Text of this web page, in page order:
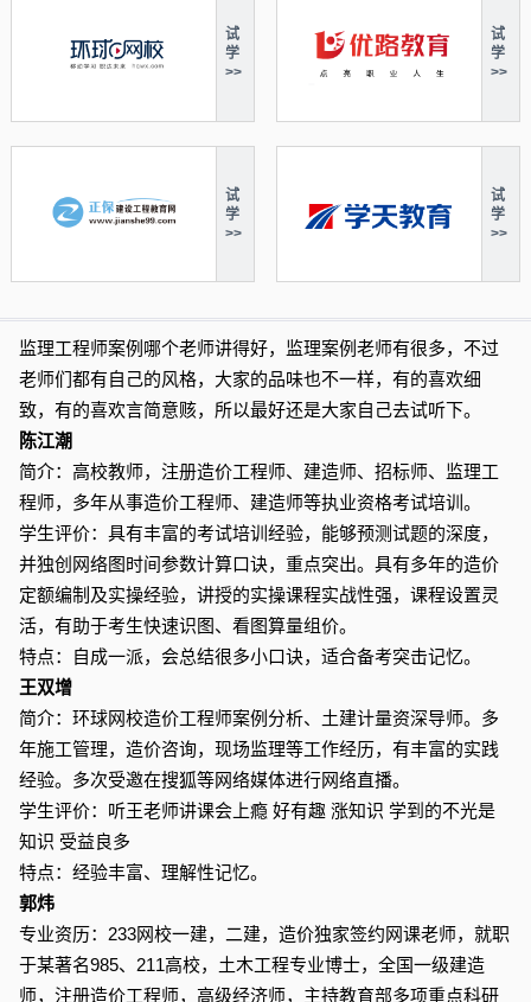
试
学
>>
试
学
>>
试
学
>>
试
学
>>
监理工程师案例哪个老师讲得好，监理案例老师有很多，不过
老师们都有自己的风格，大家的品味也不一样，有的喜欢细
致，有的喜欢言简意赅，所以最好还是大家自己去试听下。
陈江潮
简介：高校教师，注册造价工程师、建造师、招标师、监理工
程师，多年从事造价工程师、建造师等执业资格考试培训。
学生评价：具有丰富的考试培训经验，能够预测试题的深度，
并独创网络图时间参数计算口诀，重点突出。具有多年的造价
定额编制及实操经验，讲授的实操课程实战性强，课程设置灵
活，有助于考生快速识图、看图算量组价。
特点：自成一派，会总结很多小口诀，适合备考突击记忆。
王双增
简介：环球网校造价工程师案例分析、土建计量资深导师。多
年施工管理，造价咨询，现场监理等工作经历，有丰富的实践
经验。多次受邀在搜狐等网络媒体进行网络直播。
学生评价：听王老师讲课会上瘾 好有趣 涨知识 学到的不光是
知识 受益良多
特点：经验丰富、理解性记忆。
郭炜
专业资历：233网校一建，二建，造价独家签约网课老师，就职
于某著名985、211高校，土木工程专业博士，全国一级建造
师，注册造价工程师，高级经济师，主持教育部多项重点科研